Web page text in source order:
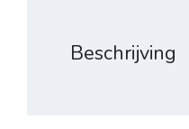
Beschrijving